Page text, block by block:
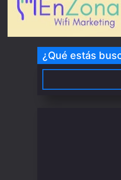
¿Qué estás